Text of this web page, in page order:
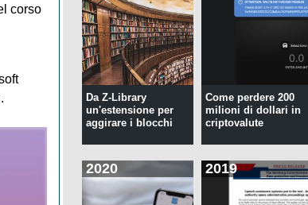
corso
Da Z-Library
un'estensione per
aggirare i blocchi
Come perdere 200
milioni di dollari in
criptovalute
2020 2019